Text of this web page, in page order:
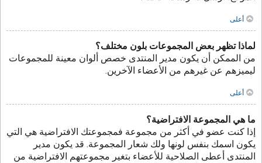
أعلى
لماذا تظهر بعض المجموعات بلون مختلف؟
من الممكن أن يكون مدير المنتدى خصص ألوان معينة للمجموعات
ليميزهم عن غيرهم من الأعضاء الآخرين.
أعلى
ما هي المجموعة الافتراضية؟
إذا كنت عضو في أكثر من مجموعة فمجموعتك الافتراضية هي التي
يكون اسمك بنفس لونها ولك شعار المجموعة. قد يكون مدير
المنتدى أعطى الصلاحية للأعضاء بتغير مجموعتهم الافتراضية من